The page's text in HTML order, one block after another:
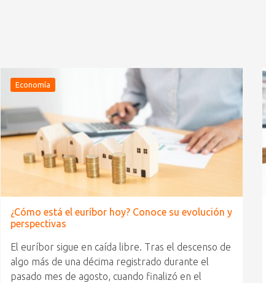
Economía
¿Cómo está el euríbor hoy? Conoce su evolución y
perspectivas
El euríbor sigue en caída libre. Tras el descenso de
algo más de una décima registrado durante el
pasado mes de agosto, cuando finalizó en el